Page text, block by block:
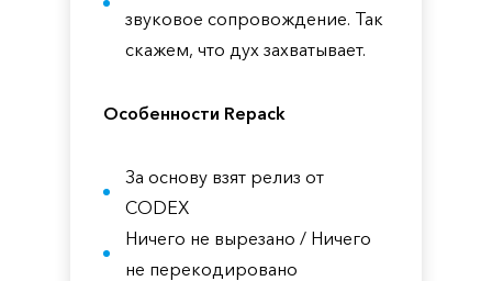
звуковое сопровождение. Так
скажем, что дух захватывает.
Особенности Repack
За основу взят релиз от
CODEX
Ничего не вырезано / Ничего
не перекодировано